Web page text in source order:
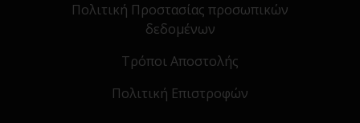
Πολιτική Προστασίας προσωπικών
δεδομένων
Τρόποι Αποστολής
Πολιτική Επιστροφών